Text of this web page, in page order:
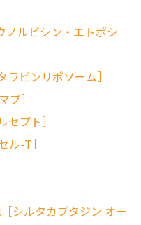
ノルビシン・エトポシ
ビンリポソーム］
］
プト］
-T］
シルタカブタジン オー